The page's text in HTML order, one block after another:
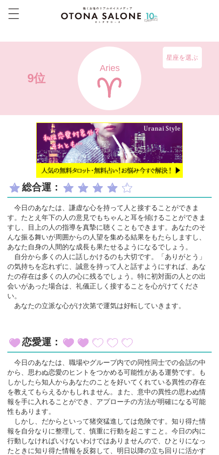
9位
Aries
星座を選ぶ
総合運：
今日のあなたは、謙虚な心を持って人と接することができま
す。たとえ年下の人の意見でもちゃんと耳を傾けることができま
すし、目上の人の指導を真摯に聴くこともできます。あなたのそ
んな振る舞いが周囲からの人望を集める結果をもたらしますし、
あなた自身の人間的な成長も果たせるようになるでしょう。
自分から多くの人に話しかけるのも大切です。「ありがとう」
の気持ちを忘れずに、誠意を持って人と話すようにすれば、あな
たの存在は多くの人の心に残るでしょう。特に初対面の人との出
会いがあった場合は、礼儀正しく接することを心がけてくださ
い。
あなたの立派な心がけ次第で運気は好転していきます。
恋愛運：
今日のあなたは、職場やグループ内での同性同士での会話の中
から、思わぬ恋愛のヒントをつかめる可能性がある運勢です。も
しかしたら知人からあなたのことを好いてくれている異性の存在
を教えてもらえるかもしれません。また、意中の異性の思わぬ情
報を手に入れることができ、アプローチの方法が明確になる可能
性もあります。
しかし、だからといって猪突猛進しては危険です。知り得た情
報を自分なりに整理して、慎重に行動を起こすこと。今日の内に
行動しなければいけないわけではありませんので、ひとりになっ
たときに知り得た情報を反芻して、明日以降の立ち回りに活かす